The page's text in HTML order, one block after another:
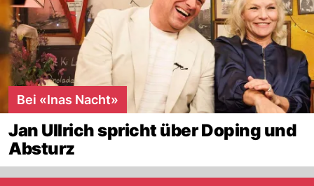
Bei «Inas Nacht»
Jan Ullrich spricht über Doping und
Absturz